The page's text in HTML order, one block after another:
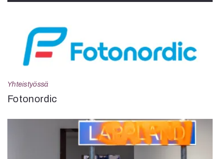
Yhteistyössä
Fotonordic